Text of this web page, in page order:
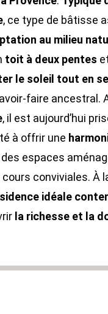
, ce type de bâtisse
au milieu
toit à deux pentes
le soleil tout en
faire ancestral.
, il est aujourd’hui
à offrir une
des espaces
conviviales. À
idéale
la richesse et la